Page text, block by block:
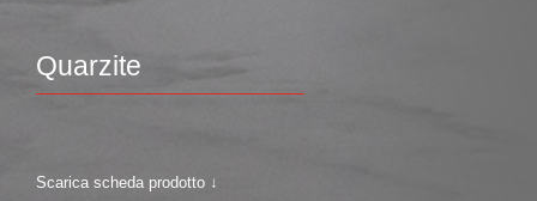
Quarzite
Scarica scheda prodotto ↓